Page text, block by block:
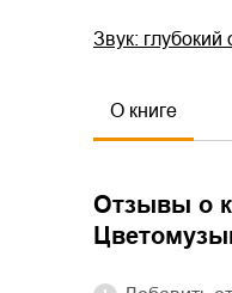
Звук:
О книге
Отзывы о